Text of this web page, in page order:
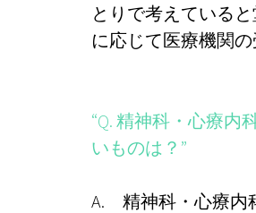
とりで考えている
に応じて医療機関
“Q. 精神科・心療
いものは？”
A. 精神科・心療内